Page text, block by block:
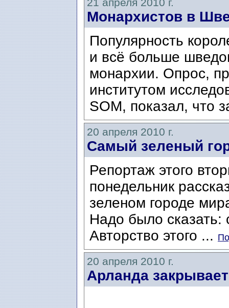
21 апреля 2010 г.
Монархистов в
Популярность
и всё больше
монархии. Опрос,
институтом
SOM, показал, что
20 апреля 2010 г.
Самый зеленый
Репортаж этого
понедельник
зеленом городе
Надо было
Авторство этого ...
20 апреля 2010 г.
Арланда